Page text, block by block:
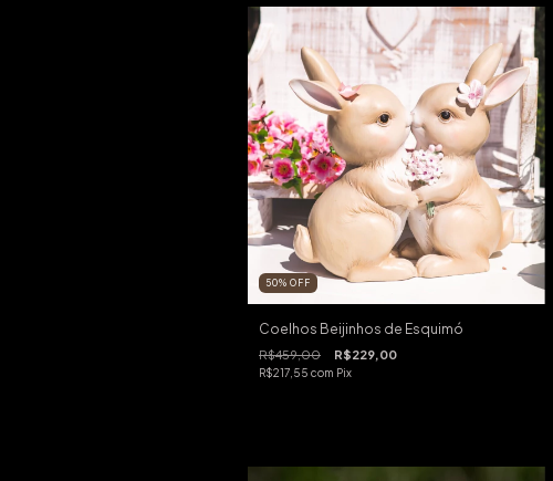
50% OFF
Coelhos Beijinhos de Esquimó
R$459,00 R$229,00
R$217,55 com Pix